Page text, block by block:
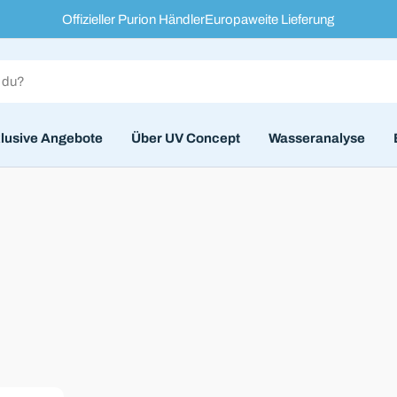
Offizieller Purion HändlerEuropaweite Lieferung
Angebote Über UV Concept Wasseranalyse